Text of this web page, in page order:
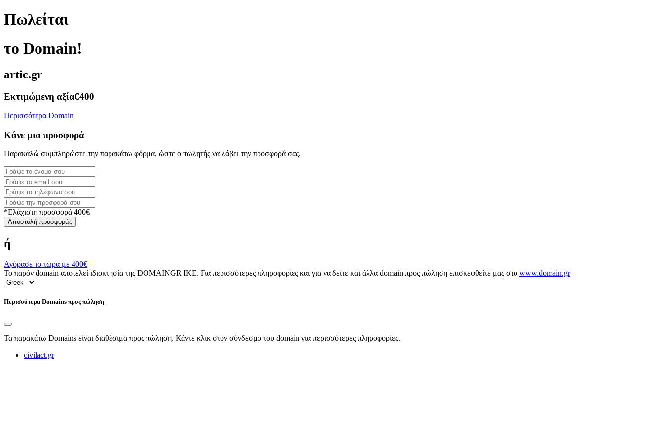
Πωλείται
το Domain!
artic.gr
Εκτιμώμενη αξία€400
Περισσότερα Domain
Κάνε μια προσφορά
Παρακαλώ συμπληρώστε την παρακάτω φόρμα, ώστε ο πωλητής να λάβει την προσφορά σας.
*Ελάχιστη προσφορά 400€
Αποστολή προσφοράς
ή
Αγόρασε το τώρα με 400€
Το παρόν domain αποτελεί ιδιοκτησία της DOMAINGR ΙΚΕ. Για περισσότερες πληροφορίες και για να δείτε και άλλα domain προς πώληση επισκεφθείτε μας στο www.domain.gr
Περισσότερα Domains προς πώληση
Τα παρακάτω Domains είναι διαθέσιμα προς πώληση. Κάντε κλικ στον σύνδεσμο του domain για περισσότερες πληροφορίες.
civilact.gr